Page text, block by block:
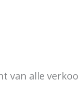
van alle